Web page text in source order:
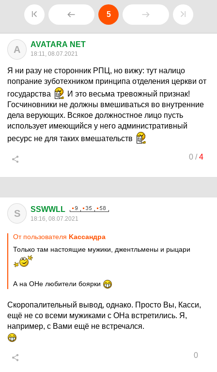
5
A AVATARA NET
18:11, 08.07.2021
Я ни разу не сторонник РПЦ, но вижу: тут налицо
попрание зуботехником принципа отделения церкви от
государства
И это весьма тревожный признак!
Госчиновники не должны вмешиваться во внутренние
дела верующих. Всякое должностное лицо пусть
использует имеющийся у него административный
ресурс не для таких вмешательств
0/4
S SSWWLL
18:16, 08.07.2021
От пользователя Kaccaндpa
Только там настоящие мужики, джентльмены и рыцари
А на ОНе любители боярки
Скоропалительный вывод, однако. Просто Вы, Касси,
ещё не со всеми мужиками с ОНа встретились. Я,
например, с Вами ещё не встречался.
0